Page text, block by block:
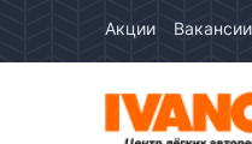
Акции Вакансии